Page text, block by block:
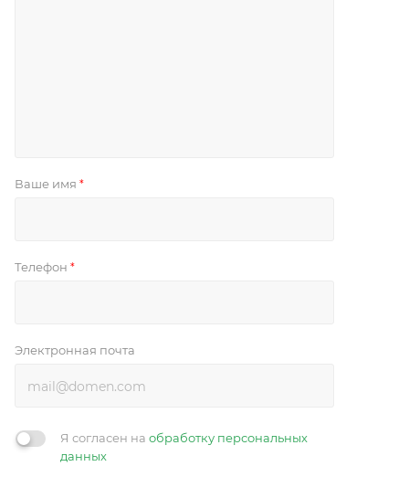
Ваше имя *
Телефон *
Электронная почта
Я согласен на обработку персональных
данных